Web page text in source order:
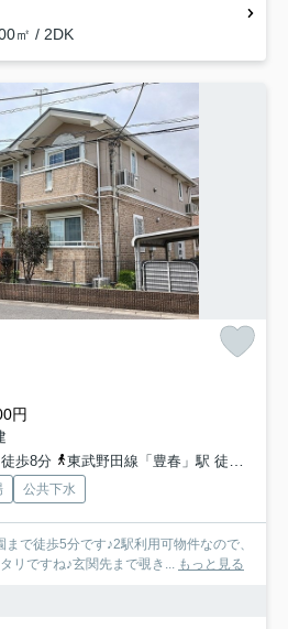
㎡ / 2DK
円
歩8分
東武野田線「豊春」駅 徒歩27分
公共下水
で徒歩5分です♪2駅利用可物件なので、
リですね♪玄関先まで覗き... もっと見る